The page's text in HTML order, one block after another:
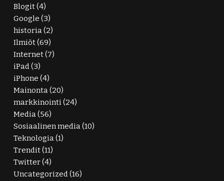
Blogit(4)
Google (3)
historia(2)
Ilmiöt(69)
Internet(7)
iPad(3)
iPhone (4)
Mainonta(20)
markkinointi(24)
Media(56)
Sosiaalinen media(10)
Teknologia(1)
Trendit(11)
Twitter(4)
Uncategorized(16)